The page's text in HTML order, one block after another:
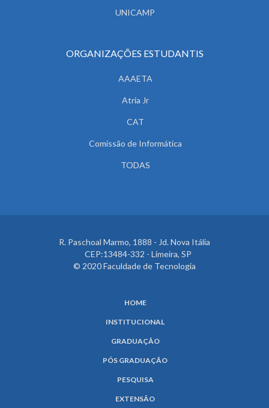
UNICAMP
ORGANIZAÇÕES ESTUDANTIS
AAAETA
Atria Jr
CAT
Comissão de Informática
TODAS
R. Paschoal Marmo, 1888 - Jd. Nova Itália
CEP:13484-332 - Limeira, SP
© 2020 Faculdade de Tecnologia
HOME
INSTITUCIONAL
GRADUAÇÃO
PÓS GRADUAÇÃO
PESQUISA
EXTENSÃO